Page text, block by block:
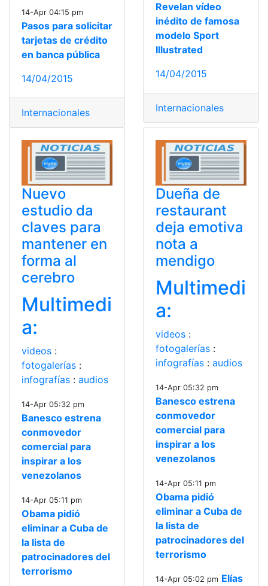
14-Apr 04:15 pm
Pasos para solicitar
tarjetas de crédito
en banca pública
14/04/2015
Internacionales
Revelan vídeo
inédito de famosa
modelo Sport
Illustrated
14/04/2015
Internacionales
Nuevo
estudio da
claves para
mantener en
forma al
cerebro
Multimedi
a:
videos :
fotogalerías :
infografías : audios
14-Apr 05:32 pm
Banesco estrena
conmovedor
comercial para
inspirar a los
venezolanos
14-Apr 05:11 pm
Obama pidió
eliminar a Cuba de
la lista de
patrocinadores del
terrorismo
Dueña de
restaurant
deja emotiva
nota a
mendigo
Multimedi
a:
videos :
fotogalerías :
infografías : audios
14-Apr 05:32 pm
Banesco estrena
conmovedor
comercial para
inspirar a los
venezolanos
14-Apr 05:11 pm
Obama pidió
eliminar a Cuba de
la lista de
patrocinadores del
terrorismo
14-Apr 05:02 pm Elías